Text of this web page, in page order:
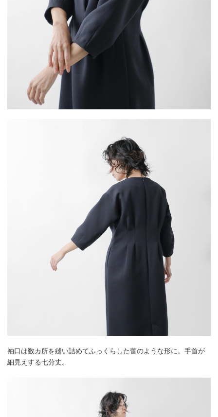
袖口は数カ所を縫い詰めてふっくらした蕾のような形に。手首が
細見えする七分丈。